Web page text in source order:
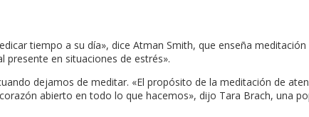
tiempo a su día», dice Atman Smith, que enseña
presente en situaciones de estrés».
dejamos de meditar. «El propósito de la meditación de
abierto en todo lo que hacemos», dijo Tara Brach, una